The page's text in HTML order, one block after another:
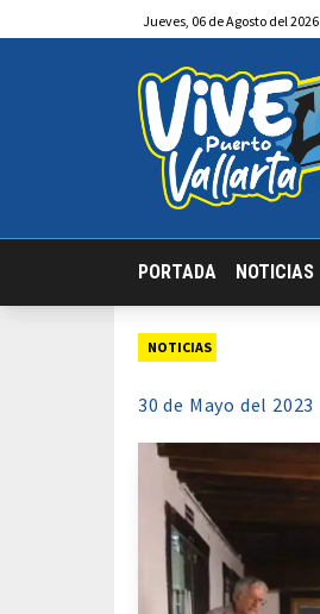
Jueves, 06 deAgosto del 2026
PORTADA NOTICIAS
NOTICIAS
30 de Mayo del 2023